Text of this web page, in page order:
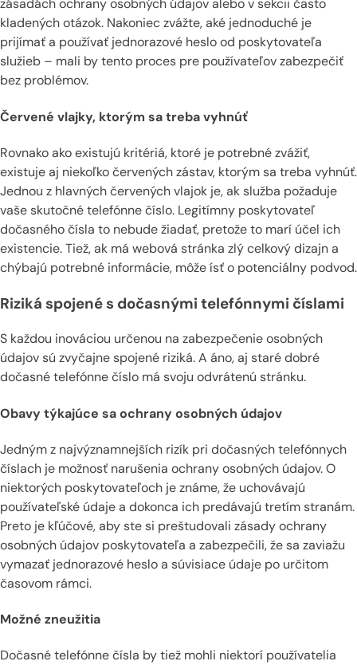
zásadách ochrany osobných údajov alebo v sekcii často
kladených otázok. Nakoniec zvážte, aké jednoduché je
prijímať a používať jednorazové heslo od poskytovateľa
služieb – mali by tento proces pre používateľov zabezpečiť
bez problémov.
Červené vlajky, ktorým sa treba vyhnúť
Rovnako ako existujú kritériá, ktoré je potrebné zvážiť,
existuje aj niekoľko červených zástav, ktorým sa treba vyhnúť.
Jednou z hlavných červených vlajok je, ak služba požaduje
vaše skutočné telefónne číslo. Legitímny poskytovateľ
dočasného čísla to nebude žiadať, pretože to marí účel ich
existencie. Tiež, ak má webová stránka zlý celkový dizajn a
chýbajú potrebné informácie, môže ísť o potenciálny podvod.
Riziká spojené s dočasnými telefónnymi číslami
S každou inováciou určenou na zabezpečenie osobných
údajov sú zvyčajne spojené riziká. A áno, aj staré dobré
dočasné telefónne číslo má svoju odvrátenú stránku.
Obavy týkajúce sa ochrany osobných údajov
Jedným z najvýznamnejších rizík pri dočasných telefónnych
číslach je možnosť narušenia ochrany osobných údajov. O
niektorých poskytovateľoch je známe, že uchovávajú
používateľské údaje a dokonca ich predávajú tretím stranám.
Preto je kľúčové, aby ste si preštudovali zásady ochrany
osobných údajov poskytovateľa a zabezpečili, že sa zaviažu
vymazať jednorazové heslo a súvisiace údaje po určitom
časovom rámci.
Možné zneužitia
Dočasné telefónne čísla by tiež mohli niektorí používatelia